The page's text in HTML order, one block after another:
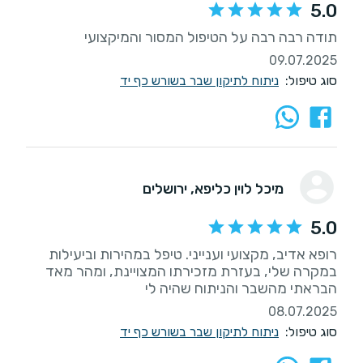
5.0
תודה רבה רבה על הטיפול המסור והמיקצועי
09.07.2025
סוג טיפול: ניתוח לתיקון שבר בשורש כף יד
מיכל לוין כליפא, ירושלים
5.0
רופא אדיב, מקצועי וענייני. טיפל במהירות וביעילות
במקרה שלי, בעזרת מזכירתו המצויינת, ומהר מאד
הבראתי מהשבר והניתוח שהיה לי
08.07.2025
סוג טיפול: ניתוח לתיקון שבר בשורש כף יד